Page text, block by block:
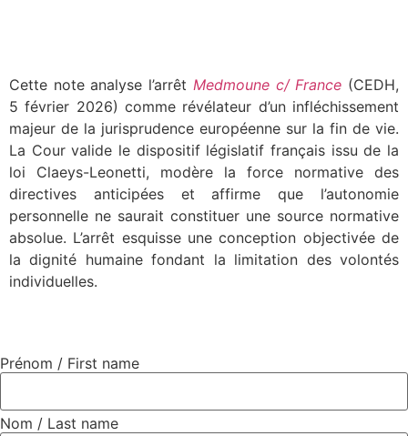
Cette note analyse l’arrêt Medmoune c/ France (CEDH,
5 février 2026) comme révélateur d’un infléchissement
majeur de la jurisprudence européenne sur la fin de vie.
La Cour valide le dispositif législatif français issu de la
loi Claeys-Leonetti, modère la force normative des
directives anticipées et affirme que l’autonomie
personnelle ne saurait constituer une source normative
absolue. L’arrêt esquisse une conception objectivée de
la dignité humaine fondant la limitation des volontés
individuelles.
Prénom / First name
Nom / Last name